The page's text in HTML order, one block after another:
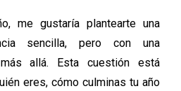
me gustaría plantearte una
sencilla, pero con una
allá. Esta cuestión está
eres, cómo culminas tu año